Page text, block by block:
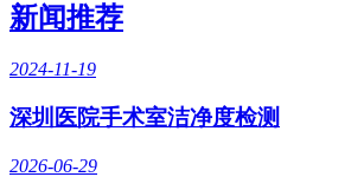
新闻推荐
2024-11-19
深圳医院手术室洁净度检测
2026-06-29